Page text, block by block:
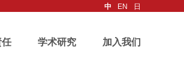
中 EN 日
任 学术研究 加入我们